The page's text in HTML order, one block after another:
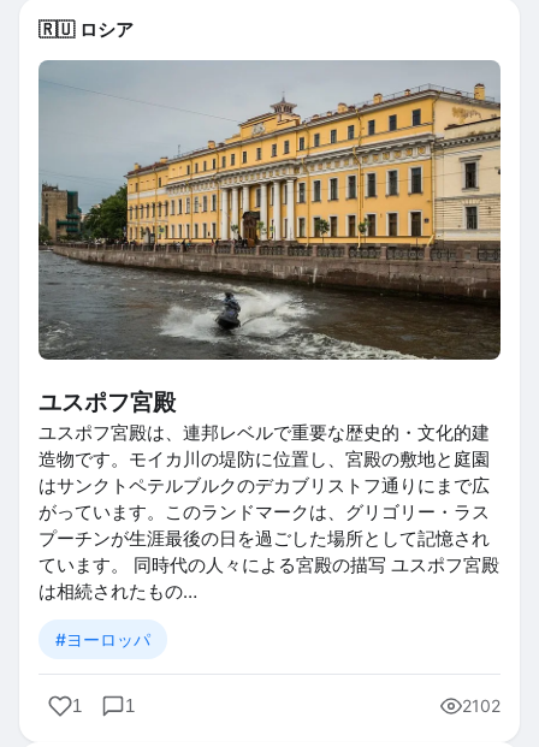
🇷🇺 ロシア
ユスポフ宮殿
ユスポフ宮殿は、連邦レベルで重要な歴史的・文化的建
造物です。モイカ川の堤防に位置し、宮殿の敷地と庭園
はサンクトペテルブルクのデカブリストフ通りにまで広
がっています。このランドマークは、グリゴリー・ラス
プーチンが生涯最後の日を過ごした場所として記憶され
ています。 同時代の人々による宮殿の描写 ユスポフ宮殿
は相続されたもの…
#ヨーロッパ
1 1 2102